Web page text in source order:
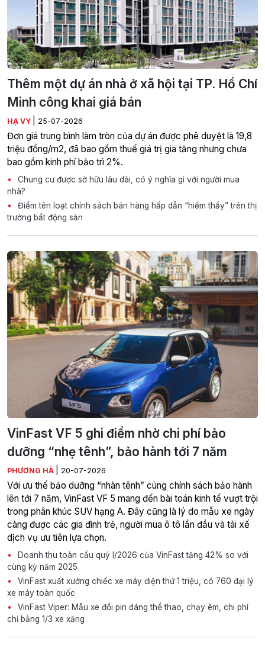
Thêm một dự án nhà ở xã hội tại TP. Hồ Chí
Minh công khai giá bán
HẠ VY 25-07-2026
Đơn giá trung bình làm tròn của dự án được phê duyệt là 19,8
triệu đồng/m2, đã bao gồm thuế giá trị gia tăng nhưng chưa
bao gồm kinh phí bảo trì 2%.
Chung cư được sở hữu lâu dài, có ý nghĩa gì với người mua
nhà?
Điểm tên loạt chính sách bán hàng hấp dẫn “hiếm thấy” trên thị
trường bất động sản
VinFast VF 5 ghi điểm nhờ chi phí bảo
dưỡng “nhẹ tênh”, bảo hành tới 7 năm
PHƯƠNG HÀ 20-07-2026
Với ưu thế bảo dưỡng “nhàn tênh” cùng chính sách bảo hành
lên tới 7 năm, VinFast VF 5 mang đến bài toán kinh tế vượt trội
trong phân khúc SUV hạng A. Đây cũng là lý do mẫu xe ngày
càng được các gia đình trẻ, người mua ô tô lần đầu và tài xế
dịch vụ ưu tiên lựa chọn.
Doanh thu toàn cầu quý I/2026 của VinFast tăng 42% so với
cùng kỳ năm 2025
VinFast xuất xưởng chiếc xe máy điện thứ 1 triệu, có 760 đại lý
xe máy toàn quốc
VinFast Viper: Mẫu xe đổi pin dáng thể thao, chạy êm, chi phí
chỉ bằng 1/3 xe xăng